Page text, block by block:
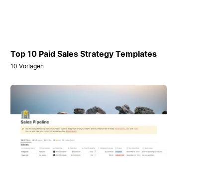
Top 10 Paid Sales Strategy Templates
10 Vorlagen